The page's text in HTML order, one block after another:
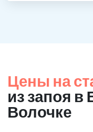
Цены на
из запоя
Волочке